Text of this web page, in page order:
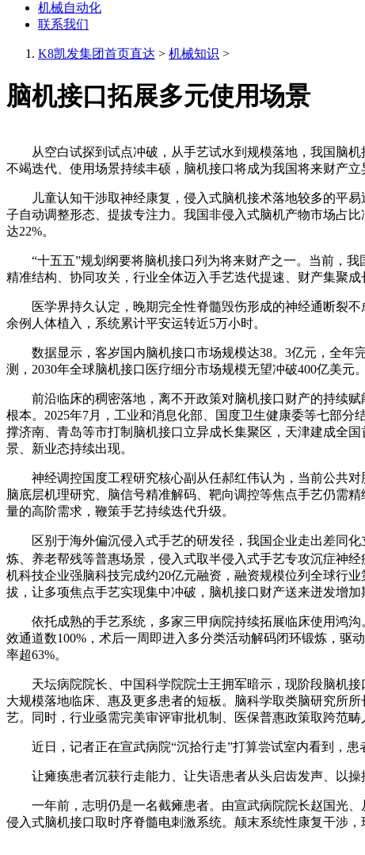
机械自动化
联系我们
K8凯发集团首页直达 > 机械知识 >
脑机接口拓展多元使用场景
从空白试探到试点冲破，从手艺试水到规模落地，我国脑机
不竭迭代、使用场景持续丰硕，脑机接口将成为我国将来财产
儿童认知干涉取神经康复，侵入式脑机接术落地较多的平易
子自动调整形态、提拔专注力。我国非侵入式脑机产物市场占
达22%。
“十五五”规划纲要将脑机接口列为将来财产之一。当前，我
精准结构、协同攻关，行业全体迈入手艺迭代提速、财产集聚成
医学界持久认定，晚期完全性脊髓毁伤形成的神经通断裂不
余例人体植入，系统累计平安运转近5万小时。
数据显示，客岁国内脑机接口市场规模达38。3亿元，全年
测，2030年全球脑机接口医疗细分市场规模无望冲破400亿美元。
前沿临床的稠密落地，离不开政策对脑机接口财产的持续赋
根本。2025年7月，工业和消息化部、国度卫生健康委等七部
撑济南、青岛等市打制脑机接口立异成长集聚区，天津建成全
景、新业态持续出现。
神经调控国度工程研究核心副从任郝红伟认为，当前公共对
脑底层机理研究、脑信号精准解码、靶向调控等焦点手艺仍需
量的高阶需求，鞭策手艺持续迭代升级。
区别于海外偏沉侵入式手艺的研发径，我国企业走出差同化
炼、养老帮残等普惠场景，侵入式取半侵入式手艺专攻沉症神
机科技企业强脑科技完成约20亿元融资，融资规模位列全球行
拔，让多项焦点手艺实现集中冲破，脑机接口财产送来迸发增加
依托成熟的手艺系统，多家三甲病院持续拓展临床使用鸿沟
效通道数100%，术后一周即进入多分类活动解码闭环锻炼，驱
率超63%。
天坛病院院长、中国科学院院士王拥军暗示，现阶段脑机接
大规模落地临床、惠及更多患者的短板。脑科学取类脑研究所
艺。同时，行业亟需完美审评审批机制、医保普惠政策取跨范
近日，记者正在宣武病院“沉拾行走”打算尝试室内看到，患
让瘫痪患者沉获行走能力、让失语患者从头启齿发声、以操
一年前，志明仍是一名截瘫患者。由宣武病院院长赵国光、
侵入式脑机接口取时序脊髓电刺激系统。颠末系统性康复干涉